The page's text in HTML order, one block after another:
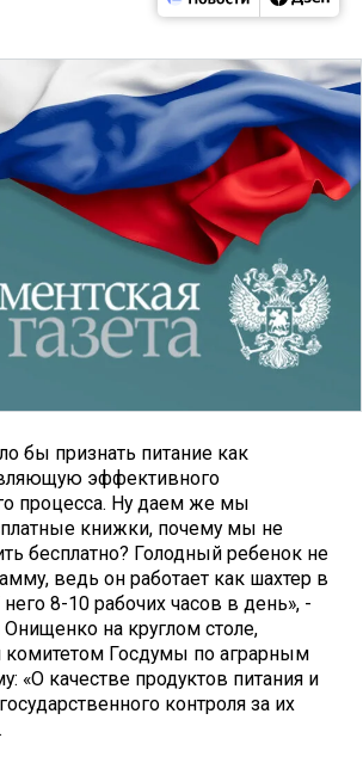
бы признать питание как
эффективного
процесса. Ну даем же мы
книжки, почему мы не
бесплатно? Голодный ребенок не
ведь он работает как шахтер в
8-10 рабочих часов в день», -
Онищенко на круглом столе,
комитетом Госдумы по аграрным
«О качестве продуктов питания и
контроля за их